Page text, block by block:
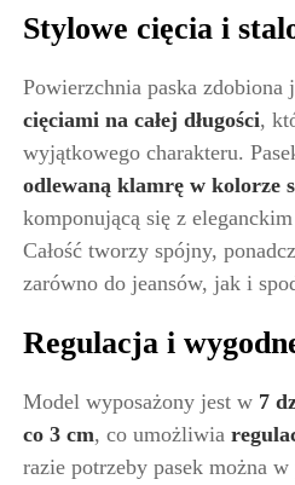
Stylowe cięcia i
Powierzchnia paska zdobiona
cięciami na całej długości,
wyjątkowego charakteru.
odlewaną klamrę w kolorze
komponującą się z
Całość tworzy spójny,
zarówno do jeansów, jak i
Regulacja i
Model wyposażony jest w 7
co 3 cm, co umożliwia
razie potrzeby pasek można